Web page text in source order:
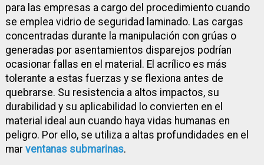
para las empresas a cargo del procedimiento cuando
se emplea vidrio de seguridad laminado. Las cargas
concentradas durante la manipulación con grúas o
generadas por asentamientos disparejos podrían
ocasionar fallas en el material. El acrílico es más
tolerante a estas fuerzas y se flexiona antes de
quebrarse. Su resistencia a altos impactos, su
durabilidad y su aplicabilidad lo convierten en el
material ideal aun cuando haya vidas humanas en
peligro. Por ello, se utiliza a altas profundidades en el
mar ventanas submarinas.